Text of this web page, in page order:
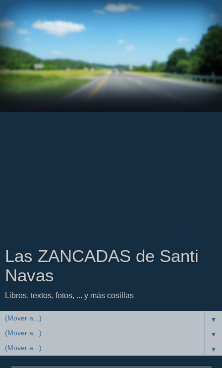
Las ZANCADAS de Santi
Navas
Libros, textos, fotos, ... y más cosillas
▼
▼
▼